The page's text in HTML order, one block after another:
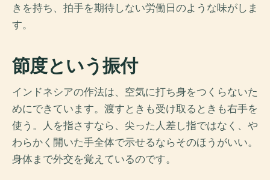
きを持ち、拍手を期待しない労働日のような味がしま
す。
節度という振付
インドネシアの作法は、空気に打ち身をつくらないた
めにできています。渡すときも受け取るときも右手を
使う。人を指さすなら、尖った人差し指ではなく、や
わらかく開いた手全体で示せるならそのほうがいい。
身体まで外交を覚えているのです。